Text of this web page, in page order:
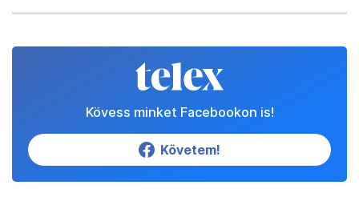
Kövess minket Facebookon is!
Követem!